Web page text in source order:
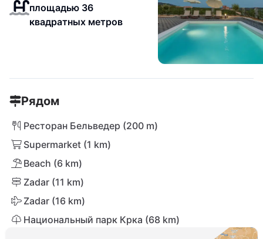
площадью 36
квадратных метров
Рядом
Ресторан Бельведер (200 m)
Supermarket (1 km)
Beach (6 km)
Zadar (11 km)
Zadar (16 km)
Национальный парк Крка (68 km)